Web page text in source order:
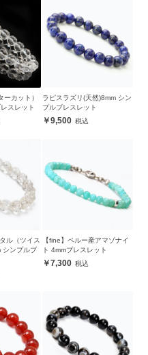
ーカット）
スレット
ラピスラズリ(天然)8mm シン
プルブレスレット
9,500
ル（ツイス
シンプルブ
【fine】ペルー産アマゾナイ
ト 4mmブレスレット
7,300